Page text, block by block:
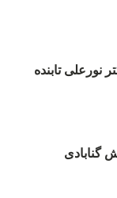
نورعلی تابنده
گنابادی